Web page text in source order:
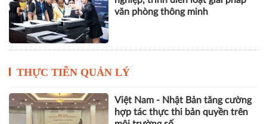
doanh nghiệp, thúc đẩy phát triển
logistics thông minh và bền vững
VietOffice 2026 quy tụ 130 doanh